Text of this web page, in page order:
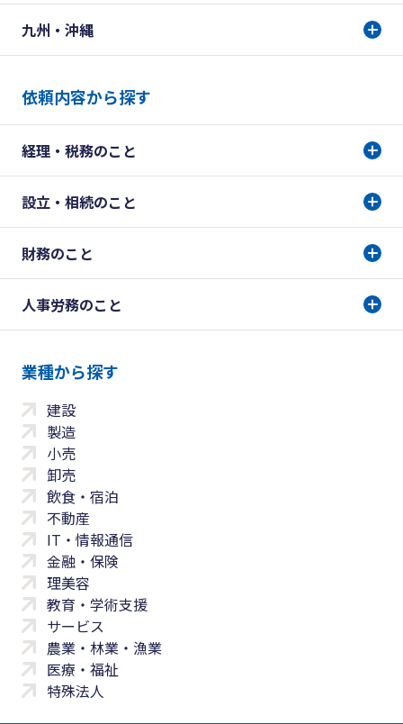
九州・沖縄
依頼内容から探す
経理・税務のこと
設立・相続のこと
財務のこと
人事労務のこと
業種から探す
建設
製造
小売
卸売
飲食・宿泊
不動産
IT・情報通信
金融・保険
理美容
教育・学術支援
サービス
農業・林業・漁業
医療・福祉
特殊法人